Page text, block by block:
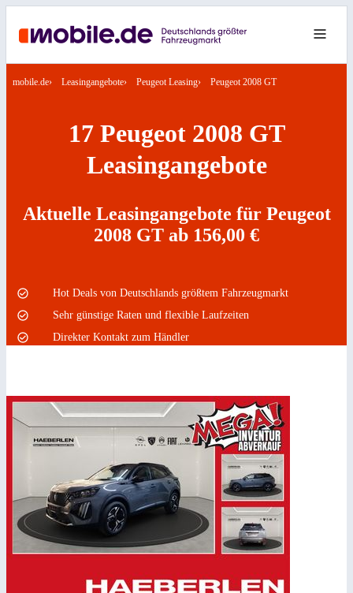
mobile.de Leasingangebote Peugeot Leasing Peugeot 2008 GT
17 Peugeot 2008 GT
Leasingangebote
Aktuelle Leasingangebote für Peugeot
2008 GT ab 156,00 €
Hot Deals von Deutschlands größtem Fahrzeugmarkt
Sehr günstige Raten und flexible Laufzeiten
Direkter Kontakt zum Händler